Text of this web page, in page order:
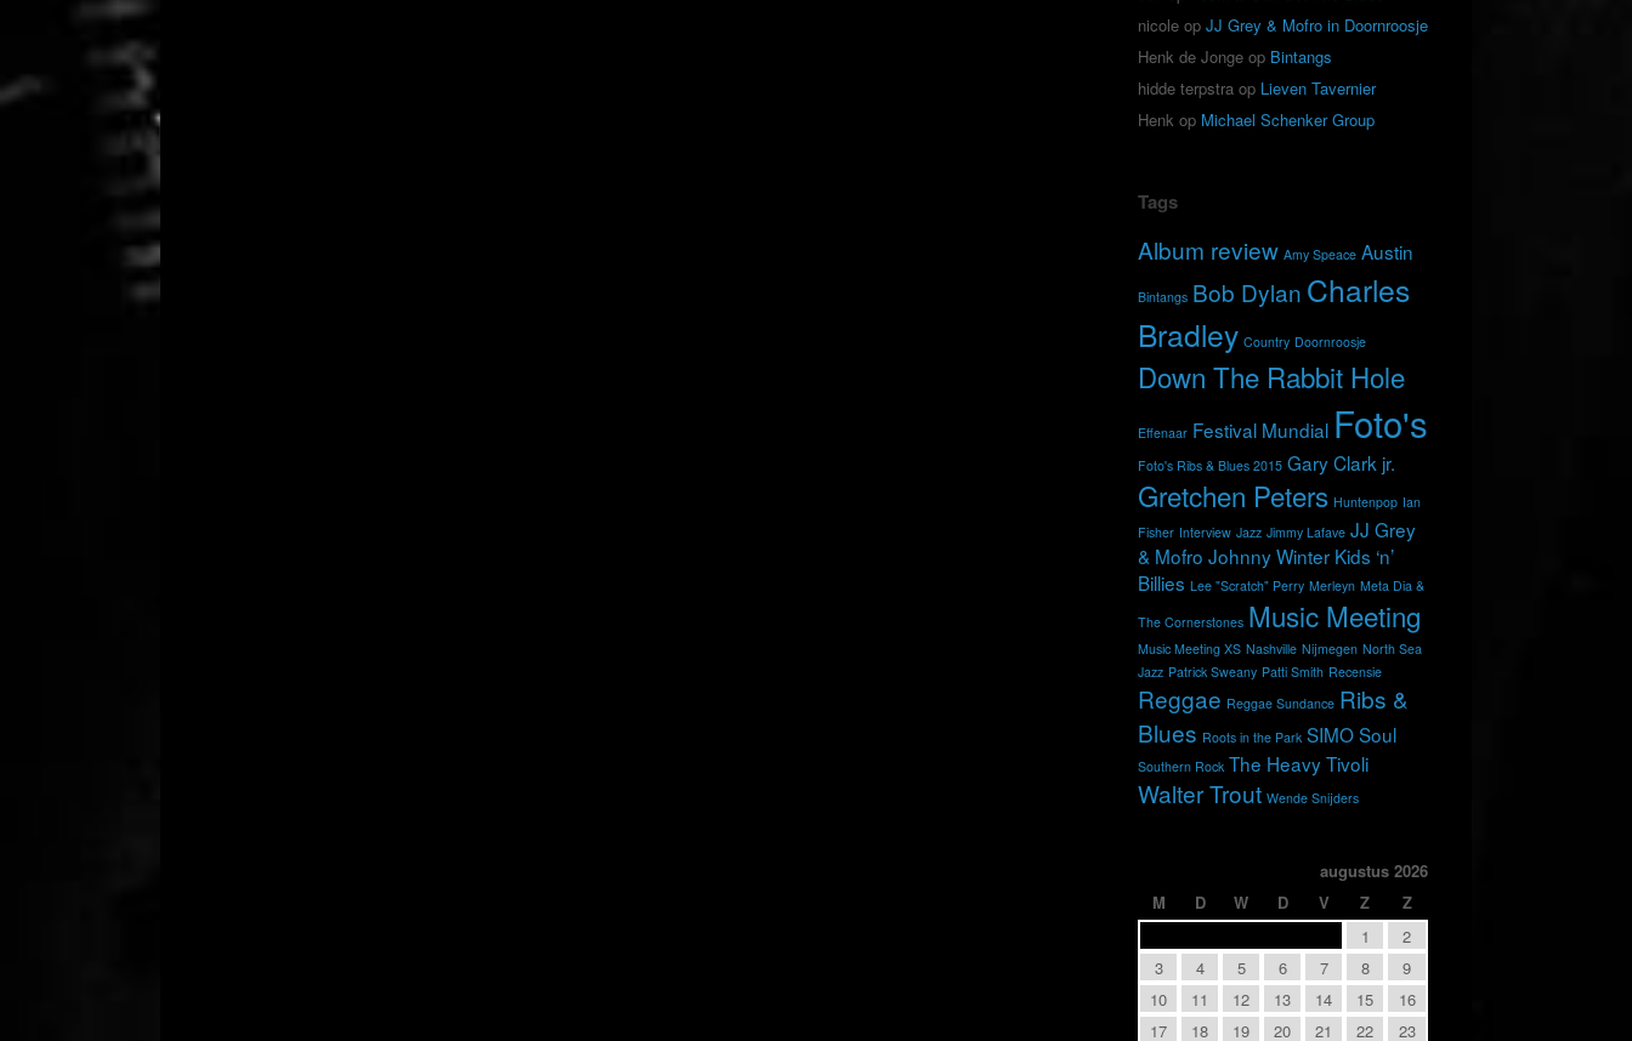
nicole opJJ Grey & Mofro in Doornroosje
Henk de Jonge op Bintangs
hidde terpstra op Lieven Tavernier
Henk op Michael Schenker Group
Tags
Album review Amy Speace Austin
Bintangs Bob Dylan Charles
Bradley Country Doornroosje
Down The Rabbit Hole
Effenaar Festival Mundial Foto's
Foto's Ribs & Blues 2015 Gary Clark jr.
Gretchen Peters Huntenpop Ian
Fisher Interview Jazz Jimmy Lafave JJ Grey
& Mofro Johnny Winter Kids ‘n’
Billies Lee "Scratch" Perry Merleyn Meta Dia &
The Cornerstones Music Meeting
Music Meeting XS Nashville Nijmegen North Sea
Jazz Patrick Sweany Patti Smith Recensie
Reggae Reggae Sundance Ribs &
Blues Roots in the Park SIMOSoul
Southern Rock The HeavyTivoli
Walter Trout Wende Snijders
augustus 2026
M
D W D V Z
Z
1
2
3
4 5 6 7 8
9
10
11 12 13 14 15
16
17
18 19 20 21 22 23